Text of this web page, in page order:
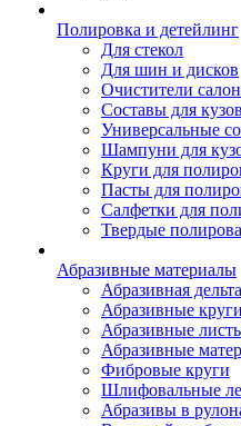
Полировка и детейлинг
Для стекол
Для шин и дисков
Очистители
Составы для
Универсальные
Шампуни для
Круги для
Пасты для
Салфетки для
Твердые
Абразивные материалы
Абразивная дельта
Абразивные круги
Абразивные
Абразивные
Фибровые круги
Шлифовальные
Абразивы в